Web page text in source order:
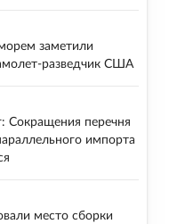
заметили
разведчик США
Сокращения перечня
импорта
место сборки